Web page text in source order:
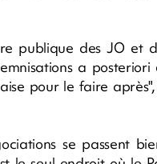
publique des JO et
a
pour le faire
se passent